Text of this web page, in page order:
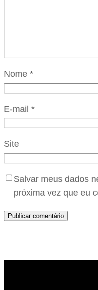
Nome *
E-mail *
Site
Salvar meus dados
próxima vez que eu